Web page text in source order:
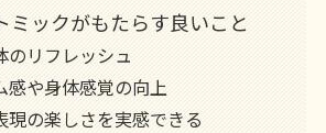
ミックがもたらす良いこと
のリフレッシュ
感や身体感覚の向上
現の楽しさを実感できる